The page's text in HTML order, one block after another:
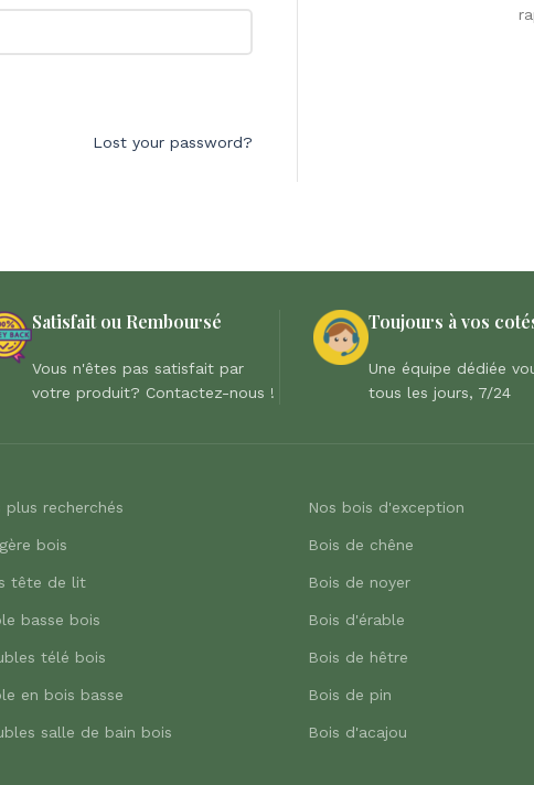
Lost your password?
Satisfait ou Remboursé
Vous n'êtes pas satisfait par
votre produit? Contactez-nous !
Toujours à vos
Une équipe dédiée
tous les jours, 7/24
plus recherchés
bois
tête de lit
basse bois
télé bois
en bois basse
salle de bain bois
Nos bois d'exception
Bois de chêne
Bois de noyer
Bois d'érable
Bois de hêtre
Bois de pin
Bois d'acajou